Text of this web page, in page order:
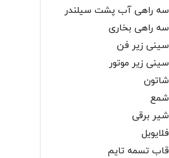
سه راهی آب پشت سیلندر
سه راهی بخاری
سینی زیر فن
سینی زیر موتور
شاتون
شمع
شیر برقی
فلایویل
قاب تسمه تایم